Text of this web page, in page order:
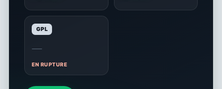
GPL
—
EN RUPTURE